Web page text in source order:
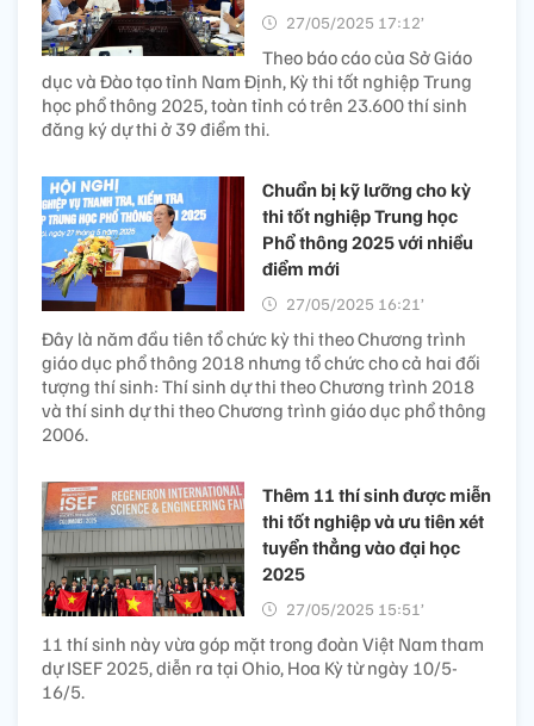
27/05/2025 17:12’
Theo báo cáo của Sở Giáo
dục và Đào tạo tỉnh Nam Định, Kỳ thi tốt nghiệp Trung
học phổ thông 2025, toàn tỉnh có trên 23.600 thí sinh
đăng ký dự thi ở 39 điểm thi.
Chuẩn bị kỹ lưỡng cho kỳ
thi tốt nghiệp Trung học
Phổ thông 2025 với nhiều
điểm mới
27/05/2025 16:21’
Đây là năm đầu tiên tổ chức kỳ thi theo Chương trình
giáo dục phổ thông 2018 nhưng tổ chức cho cả hai đối
tượng thí sinh: Thí sinh dự thi theo Chương trình 2018
và thí sinh dự thi theo Chương trình giáo dục phổ thông
2006.
Thêm 11 thí sinh được miễn
thi tốt nghiệp và ưu tiên xét
tuyển thẳng vào đại học
2025
27/05/2025 15:51’
11 thí sinh này vừa góp mặt trong đoàn Việt Nam tham
dự ISEF 2025, diễn ra tại Ohio, Hoa Kỳ từ ngày 10/5-
16/5.